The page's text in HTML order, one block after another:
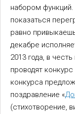
набором
показаться
равно
декабре
2013 года, в
проводят
конкурса
поздравление «
(стихотворение,